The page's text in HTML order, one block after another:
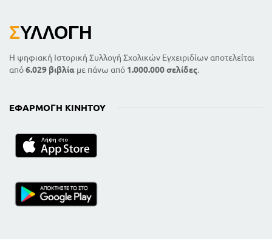
ΣΥΛΛΟΓΉ
Η ψηφιακή Ιστορική Συλλογή Σχολικών Εγχειριδίων αποτελείται
από6.029 βιβλία με πάνω από 1.000.000 σελίδες.
ΕΦΑΡΜΟΓΉ ΚΙΝΗΤΟΎ